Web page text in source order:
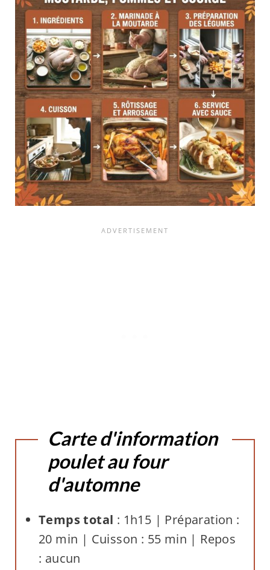
Carte d'information
poulet au four
d'automne
Temps total : 1h15 | Préparation :
20 min | Cuisson : 55 min | Repos
: aucun